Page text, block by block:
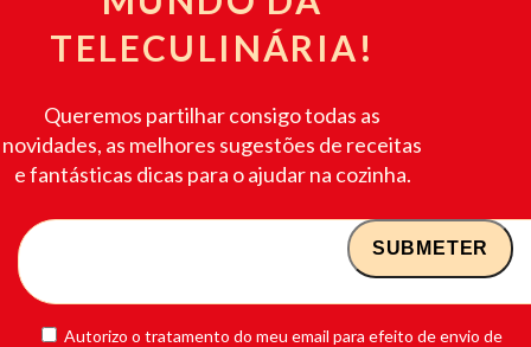
TELECULINÁRIA!
Queremos partilhar consigo todas as
novidades, as melhores sugestões de receitas
e fantásticas dicas para o ajudar na cozinha.
Autorizo o tratamento do meu email para efeito de envio de